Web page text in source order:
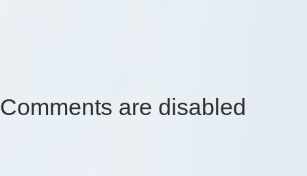
Comments are disabled